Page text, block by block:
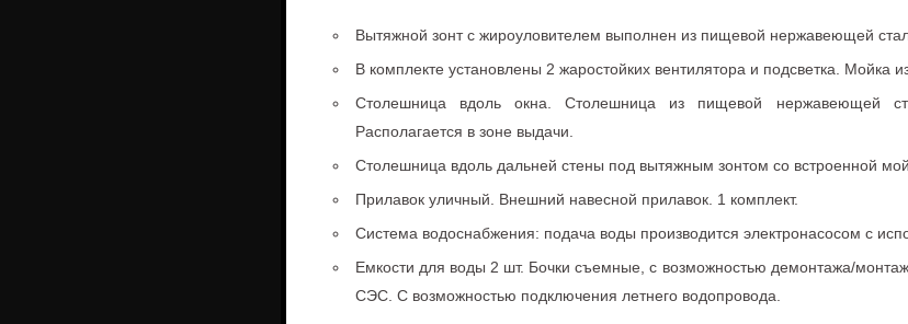
Вытяжной зонт с жироуловителем выполнен из пищевой нержавеющей
В комплекте установлены 2 жаростойких вентилятора и подсветка. Мойка
Столешница вдоль окна. Столешница из пищевой нержавеющей
Располагается в зоне выдачи.
Столешница вдоль дальней стены под вытяжным зонтом со встроенной
Прилавок уличный. Внешний навесной прилавок. 1 комплект.
Система водоснабжения: подача воды производится электронасосом с
Емкости для воды 2 шт. Бочки съемные, с возможностью демонтажа/
СЭС. С возможностью подключения летнего водопровода.